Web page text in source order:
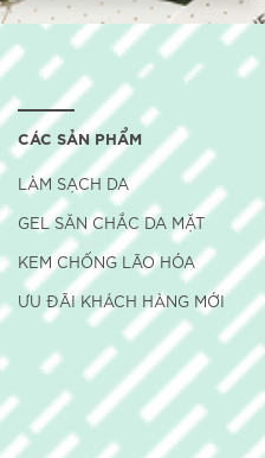
CÁC SẢN PHẨM
LÀM SẠCH DA
GEL SĂN CHẮC DA MẶT
KEM CHỐNG LÃO HÓA
ƯU ĐÃI KHÁCH HÀNG MỚI